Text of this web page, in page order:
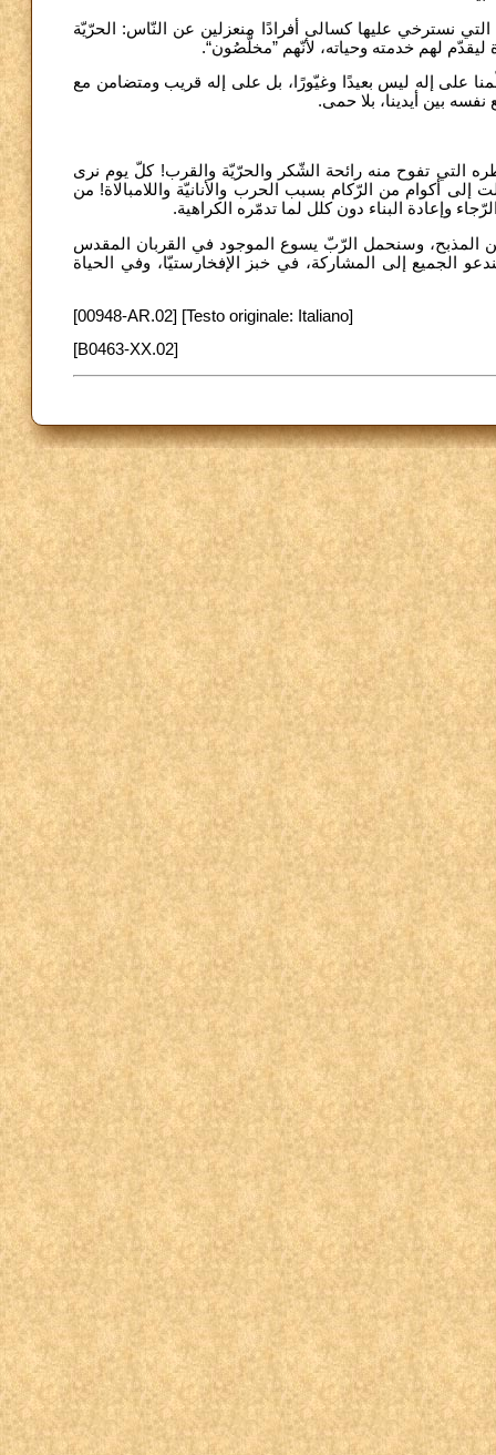
التي نسترخي عليها كسالى أفرادًا منعزلين عن النّاس: الحرّيّة
لهم خدمته وحياته، لأنّهم ”مخلَّصُون“.
على إله ليس بعيدًا وغيّورًا، بل على إله قريب ومتضامن مع
نفسه بين أيدينا، بلا حمى.
التي تفوح منه رائحة الشّكر والحرّيّة والقرب! كلّ يوم نرى
إلى أكوام من الرّكام بسبب الحرب والأنانيّة واللامبالاة! من
وإعادة البناء دون كلل لما تدمّره الكراهية.
من المذبح، وسنحمل الرّبّ يسوع الموجود في القربان المقدس
الجميع إلى المشاركة، في خبز الإفخارستيّا، وفي الحياة
[00948-AR.02] [Testo originale: Italiano]
[B0463-XX.02]